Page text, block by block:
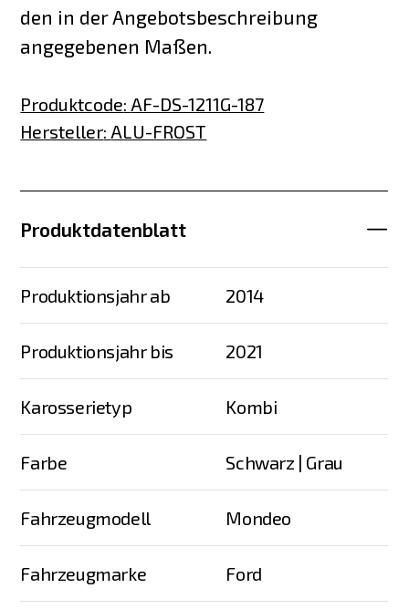
den in der Angebotsbeschreibung
angegebenen Maßen.
Produktcode: AF-DS-1211G-187
Hersteller: ALU-FROST
Produktdatenblatt
Produktionsjahr ab 2014
Produktionsjahr bis 2021
Karosserietyp Kombi
Farbe Schwarz | Grau
Fahrzeugmodell Mondeo
Fahrzeugmarke Ford